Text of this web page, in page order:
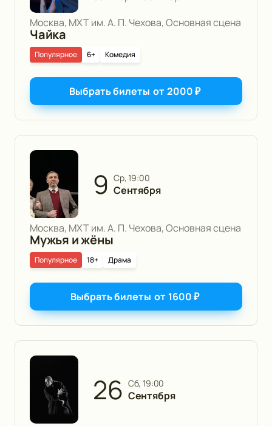
Москва, МХТ им. А. П. Чехова, Основная сцена
Чайка
6+ Комедия
Популярное
Выбрать билеты от2000₽
9 ср, 19:00
Сентября
Москва, МХТ им. А. П. Чехова, Основная сцена
Мужья и жёны
18+ Драма
Популярное
Выбрать билеты от 1600₽
26 сб, 19:00
Сентября